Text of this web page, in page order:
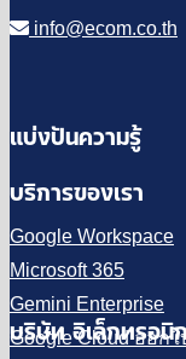
info@ecom.co.th
แบ่งปันความรู้
บริการของเรา
Google Workspace
Microsoft 365
Gemini Enterprise
Google Cloud ออก
บริษัท อิเล็กทรอนิ